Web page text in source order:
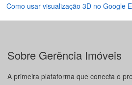
Como usar visualização 3D no Google
Sobre Gerência Imóveis
A primeira plataforma que conecta o